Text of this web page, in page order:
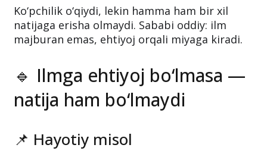
Ko‘pchilik o‘qiydi, lekin hamma ham bir xil
natijaga erisha olmaydi. Sababi oddiy: ilm
majburan emas, ehtiyoj orqali miyaga kiradi.
🔹 Ilmga ehtiyoj bo‘lmasa —
natija ham bo‘lmaydi
📌 Hayotiy misol